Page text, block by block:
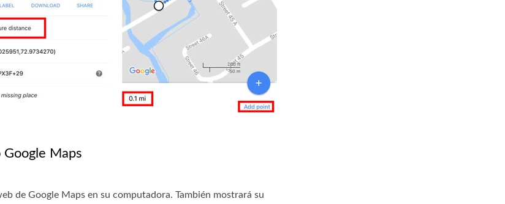
Maps
de Google Maps en su computadora. También mostrará su